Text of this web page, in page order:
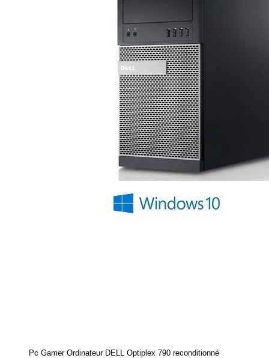
Pc Gamer Ordinateur DELL Optiplex 790 reconditionné